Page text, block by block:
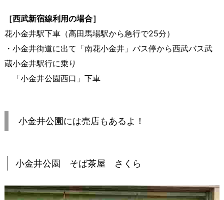
［西武新宿線利用の場合］
花小金井駅下車（高田馬場駅から急行で25分）
・小金井街道に出て「南花小金井」バス停から西武バス武
蔵小金井駅行に乗り
「小金井公園西口」下車
小金井公園には売店もあるよ！
小金井公園 そば茶屋 さくら